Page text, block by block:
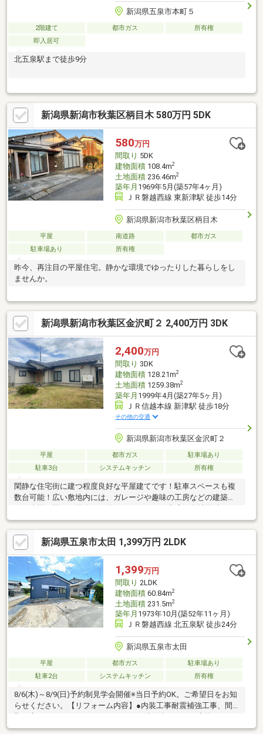
新潟県五泉市本町５
2階建て 都市ガス
所有権
即入居可
北五泉駅まで徒歩9分
新潟県新潟市秋葉区柄目木 580万円 5DK
580万円
間取り 5DK
建物面積108.4m2
土地面積236.46m2
築年月 1969年5月(築57年4ヶ月)
ＪＲ磐越西線 東新津駅 徒歩14分
新潟県新潟市秋葉区柄目木
平屋 南道路
都市ガス
駐車場あり
所有権
昨今、再注目の平屋住宅。静かな環境でゆったりした暮らしをし
ませんか。
新潟県新潟市秋葉区金沢町２ 2,400万円 3DK
2,400万円
間取り 3DK
建物面積128.21m2
土地面積1259.38m2
築年月 1999年4月(築27年5ヶ月)
ＪＲ信越本線 新津駅 徒歩18分
その他の交通
新潟県新潟市秋葉区金沢町２
平屋 都市ガス
駐車場あり
駐車3台
システムキッチン 所有権
閑静な住宅街に建つ程度良好な平屋建てです！駐車スペースも複
数台可能！広い敷地内には、ガレージや趣味の工房などの建築な
ども余裕。様々な用途でお使いになれます。◇広々敷地面積380
坪！◇株式会社イシカワ施工◇純和風仕様の平屋建て◇居室全て
10帖以上でゆったり広々♪◇事務所や店舗兼居宅仕様の造り【交
通アクセス】◇新潟交通 金沢町一丁目バス停まで徒歩約4分
【教育環境】◇新津第二小学校まで徒歩約4分◇新津第五中学校
まで徒歩約12分【周辺環境】◇リオンドール新津本町店まで約
1010ｍ（徒歩約13分）◇ファミリーマート新津本町四丁目店まで
約4400ｍ（徒歩約6分）
新潟県五泉市太田 1,399万円 2LDK
1,399万円
間取り 2LDK
建物面積60.84m2
土地面積231.5m2
築年月 1973年10月(築52年11ヶ月)
ＪＲ磐越西線 北五泉駅 徒歩24分
新潟県五泉市太田
平屋 都市ガス
駐車場あり
駐車2台
システムキッチン 所有権
8/6(木)～8/9(日)予約制見学会開催※当日予約OK。ご希望日をお知
らせください。【リフォーム内容】●内装工事耐震補強工事、間
照明設置クリーニング、漏電点検、設備点検、雨漏り点検、漏水